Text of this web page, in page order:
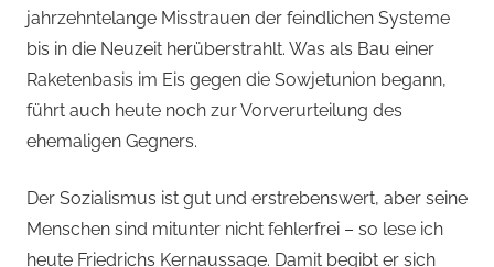
jahrzehntelange Misstrauen der feindlichen Systeme
bis in die Neuzeit herüberstrahlt. Was als Bau einer
Raketenbasis im Eis gegen die Sowjetunion begann,
führt auch heute noch zur Vorverurteilung des
ehemaligen Gegners.
Der Sozialismus ist gut und erstrebenswert, aber seine
Menschen sind mitunter nicht fehlerfrei – so lese ich
heute Friedrichs Kernaussage. Damit begibt er sich